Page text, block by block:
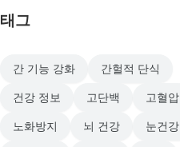
태그
간 기능 강화 간헐적 단식
건강 정보 고단백 고혈압
노화방지 뇌 건강 눈건강